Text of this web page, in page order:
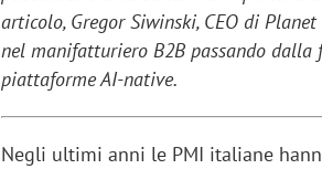
articolo, Gregor Siwinski, CEO di
nel manifatturiero B2B passando
piattaforme AI-native.
Negli ultimi anni le PMI italiane